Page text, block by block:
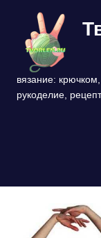
содержимому
вязание:
рукоделие,